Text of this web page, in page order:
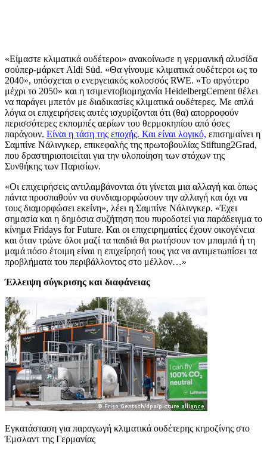
«Είμαστε κλιματικά ουδέτεροι» ανακοίνωσε η γερμανική αλυσίδα
σούπερ-μάρκετ Aldi Süd. «Θα γίνουμε κλιματικά ουδέτεροι ως το
2040», υπόσχεται ο ενεργειακός κολοσσός RWE. «Το αργότερο
μέχρι το 2050» και η τσιμεντοβιομηχανία HeidelbergCement θέλει
να παράγει μπετόν με διαδικασίες κλιματικά ουδέτερες. Με απλά
λόγια οι επιχειρήσεις αυτές ισχυρίζονται ότι (θα) απορροφούν
περισσότερες εκπομπές αερίων του θερμοκηπίου από όσες
παράγουν. Είναι η τάση της εποχής. Και είναι λογικό, επισημαίνει η
Σαμπίνε Νάλινγκερ, επικεφαλής της πρωτοβουλίας Stiftung2Grad,
που δραστηριοποιείται για την υλοποίηση των στόχων της
Συνθήκης των Παρισίων.
«Οι επιχειρήσεις αντιλαμβάνονται ότι γίνεται μια αλλαγή και όπως
πάντα προσπαθούν να συνδιαμορφώσουν την αλλαγή και όχι να
τους διαμορφώσει εκείνη», λέει η Σαμπίνε Νάλινγκερ. «Έχει
σημασία και η δημόσια συζήτηση που πυροδοτεί για παράδειγμα το
κίνημα Fridays for Future. Και οι επιχειρηματίες έχουν οικογένεια
και όταν τρώνε όλοι μαζί τα παιδιά θα ρωτήσουν τον μπαμπά ή τη
μαμά πόσο έτοιμη είναι η επιχείρησή τους για να αντιμετωπίσει τα
προβλήματα του περιβάλλοντος στο μέλλον…»
Έλλειψη σύγκρισης και διαφάνειας
Εγκατάσταση για παραγωγή κλιματικά ουδέτερης κηροζίνης στο
Έμσλαντ της Γερμανίας